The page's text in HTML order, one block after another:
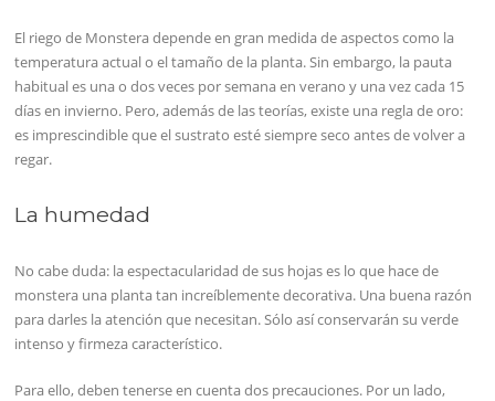
El riego de Monstera depende en gran medida de aspectos como la
temperatura actual o el tamaño de la planta. Sin embargo, la pauta
habitual es una o dos veces por semana en verano y una vez cada 15
días en invierno. Pero, además de las teorías, existe una regla de oro:
es imprescindible que el sustrato esté siempre seco antes de volver a
regar.
La humedad
No cabe duda: la espectacularidad de sus hojas es lo que hace de
monstera una planta tan increíblemente decorativa. Una buena razón
para darles la atención que necesitan. Sólo así conservarán su verde
intenso y firmeza característico.
Para ello, deben tenerse en cuenta dos precauciones. Por un lado,